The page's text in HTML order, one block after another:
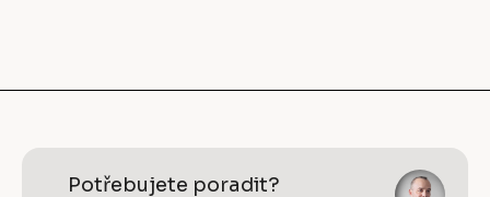
Potřebujete poradit?